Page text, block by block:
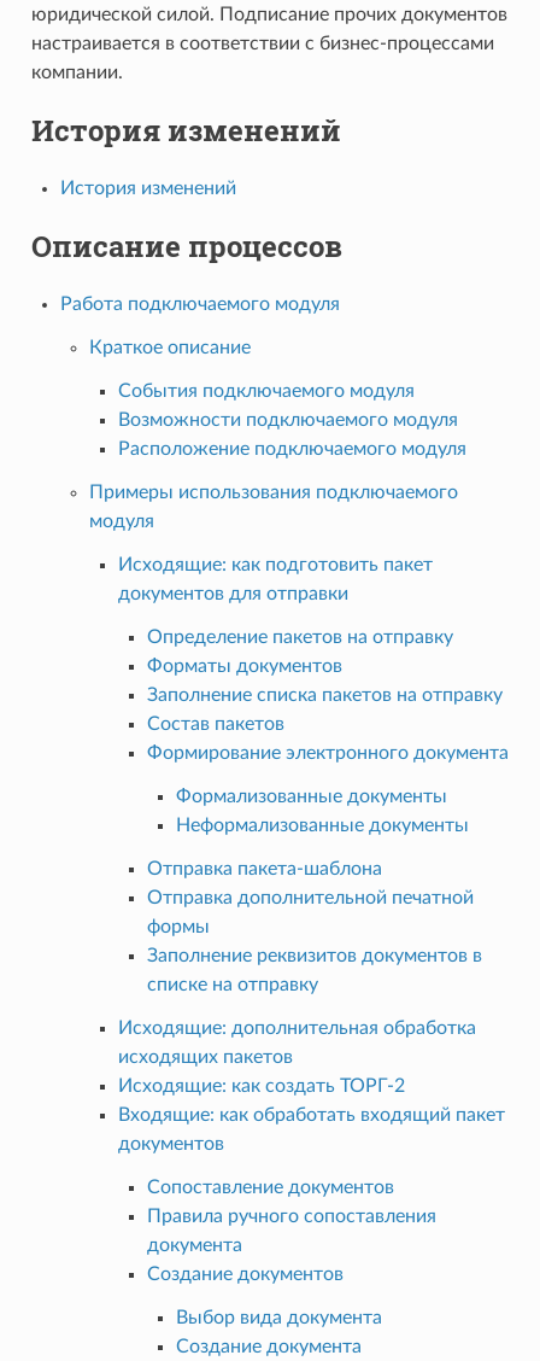
юридической силой. Подписание прочих документов
настраивается в соответствии с бизнес-процессами
компании.
История изменений
История изменений
Описание процессов
Работа подключаемого модуля
Краткое описание
События подключаемого модуля
Возможности подключаемого модуля
Расположение подключаемого модуля
Примеры использования подключаемого
модуля
Исходящие: как подготовить пакет
документов для отправки
Определение пакетов на отправку
Форматы документов
Заполнение списка пакетов на отправку
Состав пакетов
Формирование электронного документа
Формализованные документы
Неформализованные документы
Отправка пакета-шаблона
Отправка дополнительной печатной
формы
Заполнение реквизитов документов в
списке на отправку
Исходящие: дополнительная обработка
исходящих пакетов
Исходящие: как создать ТОРГ-2
Входящие: как обработать входящий пакет
документов
Сопоставление документов
Правила ручного сопоставления
документа
Создание документов
Выбор вида документа
Создание документа